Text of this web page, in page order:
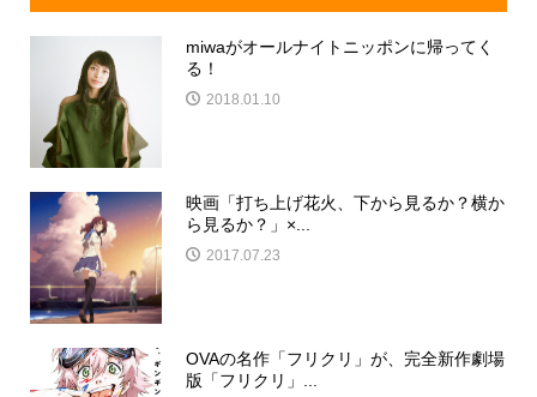
miwaがオールナイトニッポンに帰ってく
る！
2018.01.10
映画「打ち上げ花火、下から見るか？横か
ら見るか？」×...
2017.07.23
OVAの名作「フリクリ」が、完全新作劇場
版「フリクリ」...